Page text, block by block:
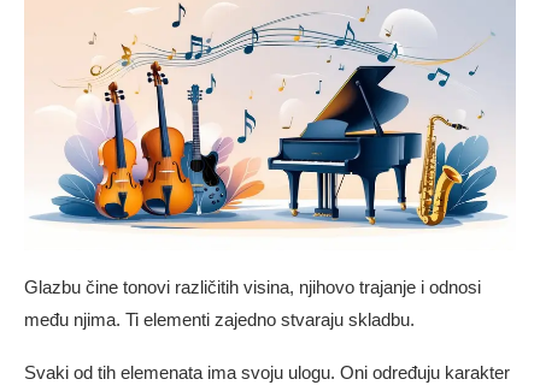
Glazbu čine tonovi različitih visina, njihovo trajanje i odnosi
među njima. Ti elementi zajedno stvaraju skladbu.
Svaki od tih elemenata ima svoju ulogu. Oni određuju karakter